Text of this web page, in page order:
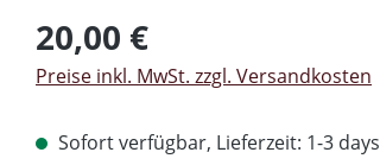
Regulärer Preis:
20,00 €
Preise inkl. MwSt. zzgl. Versandkosten
Sofort verfügbar, Lieferzeit: 1-3 days